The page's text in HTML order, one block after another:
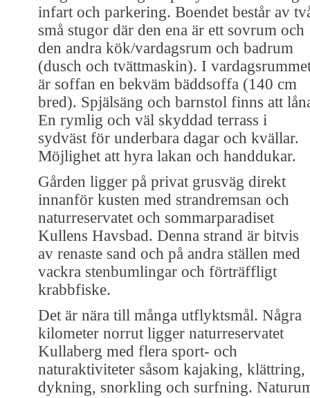
infart och parkering. Boendet består av
små stugor där den ena är ett sovrum och
den andra kök/vardagsrum och badrum
(dusch och tvättmaskin). I
är soffan en bekväm bäddsoffa (140 cm
bred). Spjälsäng och barnstol finns att
En rymlig och väl skyddad terrass i
sydväst för underbara dagar och kvällar.
Möjlighet att hyra lakan och handdukar.
Gården ligger på privat grusväg direkt
innanför kusten med strandremsan och
naturreservatet och sommarparadiset
Kullens Havsbad. Denna strand är bitvis
av renaste sand och på andra ställen med
vackra stenbumlingar och förträffligt
krabbfiske.
Det är nära till många utflyktsmål. Några
kilometer norrut ligger naturreservatet
Kullaberg med flera sport- och
naturaktiviteter såsom kajaking, klättring,
dykning, snorkling och surfning.